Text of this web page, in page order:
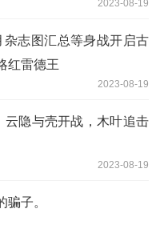
2023-08-19
杂志图汇总等身战开启古
红雷德王
2023-08-19
云隐与壳开战，木叶追击
2023-08-19
骗子。